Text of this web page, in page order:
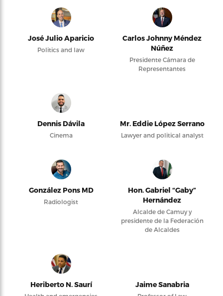
José Julio Aparicio
Politics and law
Carlos Johnny Méndez
Núñez
Presidente Cámara de
Representantes
Dennis Dávila
Cinema
Mr. Eddie López Serrano
Lawyer and political analyst
González Pons MD
Radiologist
Hon. Gabriel “Gaby”
Hernández
Alcalde de Camuy y
presidente de la Federación
de Alcaldes
Heriberto N. Saurí Jaime Sanabria